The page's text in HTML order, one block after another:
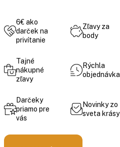
6€ ako
darček na
privítanie
Zľavy za
body
Tajné
nákupné
zľavy
Rýchla
objednávka
Darčeky
priamo pre
vás
Novinky zo
sveta krásy